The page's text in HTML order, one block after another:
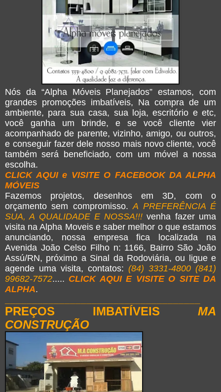
Nós da “Alpha Móveis Planejados” estamos, com
grandes promoções imbatíveis, Na compra de um
ambiente, para sua casa, sua loja, escritório e etc,
você ganha um brinde, e se você cliente vier
acompanhado de parente, vizinho, amigo, ou outros,
e conseguir fazer dele nosso mais novo cliente, você
também será beneficiado, com um móvel a nossa
escolha.
CLICK AQUI e VISITE O FACEBOOK DA ALPHA
MÓVEIS
Fazemos projetos, desenhos em 3D, com o
orçamento sem compromisso.A PREFERÊNCIA É
SUA, A QUALIDADE E NOSSA!!! venha fazer uma
visita na Alpha Moveis e saber melhor o que estamos
anunciando, nossa empresa fica localizada na
Avenida João Celso Filho n: 1166, Bairro São João
Assú/RN, próximo a Sinal da Rodoviária, ou ligue e
agende uma visita, contatos: (84) 3331-4800 (841)
99682-7572..... CLICK AQUI E VISITE O SITE DA
ALPHA.
PREÇOS IMBATÍVEIS
MA
CONSTRUÇÃO